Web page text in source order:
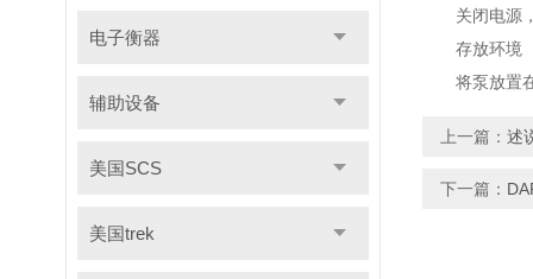
电子衡器
辅助设备
美国SCS
美国trek
关闭电源，
存放环境
将泵放置在
上一篇： 述
下一篇：